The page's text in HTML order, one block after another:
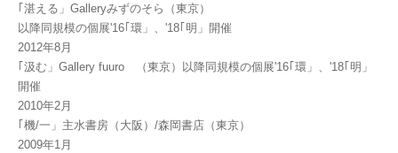
｢湛える」Galleryみずのそら（東京）
以降同規模の個展'16｢環」、'18｢明」開催
2012年8月
｢汲む」Gallery fuuro （東京）以降同規模の個展'16｢環」、'18｢明」
開催
2010年2月
｢機/一」主水書房（大阪）/森岡書店（東京）
2009年1月